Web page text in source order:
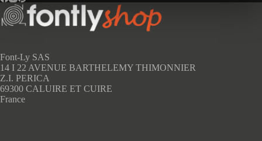
options
peuvent
être
la
page
du
produit
Font-Ly SAS
14 I 22 AVENUE BARTHELEMY THIMONNIER
Z.I. PERICA
69300 CALUIRE ET CUIRE
France